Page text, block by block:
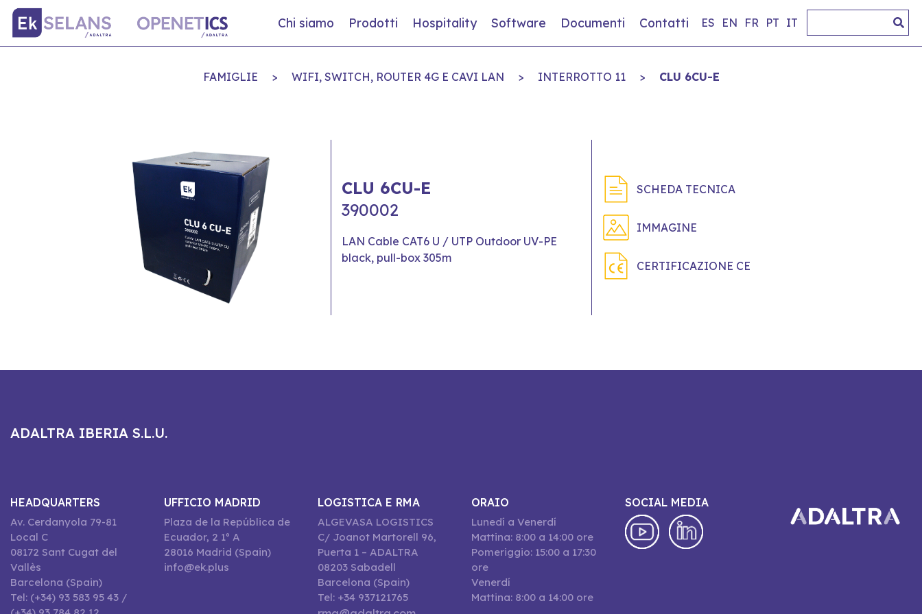
Chi siamo Prodotti Hospitality Software Documenti Contatti ES EN FR PT IT
FAMIGLIE > WIFI, SWITCH, ROUTER 4G E CAVI LAN > INTERROTTO 11 > CLU 6CU-E
CLU 6CU-E
390002
LAN Cable CAT6 U / UTP Outdoor UV-PE
black, pull-box 305m
SCHEDA TECNICA
IMMAGINE
CERTIFICAZIONE CE
ADALTRA IBERIA S.L.U.
HEADQUARTERS
Av. Cerdanyola 79-81
Local C
08172 Sant Cugat del
Vallès
Barcelona (Spain)
Tel: (+34) 93 583 95 43 /
UFFICIO MADRID
Plaza de la República de
Ecuador, 2 1º A
28016 Madrid (Spain)
info@ek.plus
LOGISTICA E RMA
ALGEVASA LOGISTICS
C/ Joanot Martorell 96,
Puerta 1 – ADALTRA
08203 Sabadell
Barcelona (Spain)
Tel: +34 937121765
ORAIO
Lunedí a Venerdí
Mattina: 8:00 a 14:00 ore
Pomeriggio: 15:00 a 17:30
ore
Venerdí
Mattina: 8:00 a 14:00 ore
SOCIAL MEDIA